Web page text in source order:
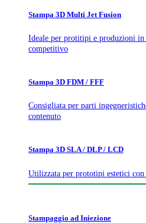
Stampa 3D Multi Jet Fusion
Ideale per protitipi e produzioni in
competitivo
Stampa 3D FDM / FFF
Consigliata per parti
contenuto
Stampa 3D SLA / DLP / LCD
Utilizzata per prototipi estetici
Stampaggio ad Iniezione